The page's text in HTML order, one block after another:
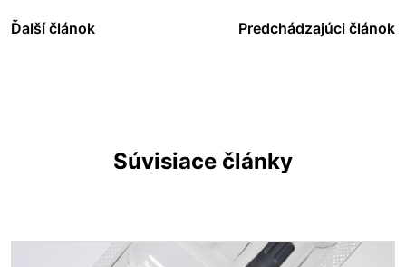
Ďalší článok Predchádzajúci článok
Súvisiace články